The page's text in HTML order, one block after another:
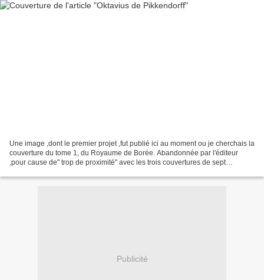
Une image ,dont le premier projet ,fut publié ici au moment ou je cherchais la
couverture du tome 1, du Royaume de Borée. Abandonnée par l'éditeur
,pour cause de" trop de proximité" avec les trois couvertures de sept
Publicité